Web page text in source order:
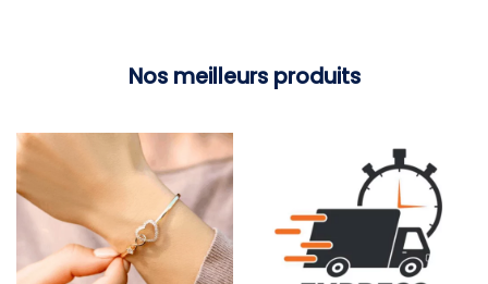
Nos meilleurs produits